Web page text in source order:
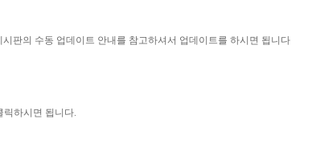
판의 수동 업데이트 안내를 참고하셔서 업데이트를 하시면 됩니다
릭하시면 됩니다.